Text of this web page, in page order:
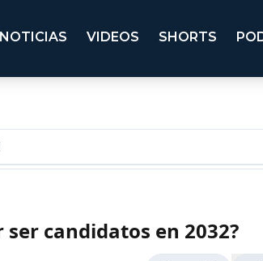
NOTICIAS VIDEOS SHORTS
candidatos en 2032?